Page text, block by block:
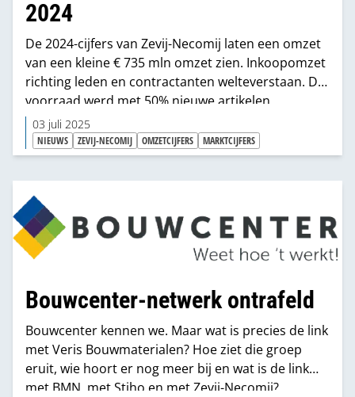
2024
De 2024-cijfers van Zevij-Necomij laten een omzet
van een kleine € 735 mln omzet zien. Inkoopomzet
richting leden en contractanten welteverstaan. De
voorraad werd met 50% nieuwe artikelen
uitgebreid en de inkoop-ambitie reikt richting
nieuwe assortimenten.
03 juli 2025
NIEUWS ZEVIJ-NECOMIJ OMZETCIJFERS MARKTCIJFERS
Bouwcenter-netwerk ontrafeld
Bouwcenter kennen we. Maar wat is precies de link
met Veris Bouwmaterialen? Hoe ziet die groep
eruit, wie hoort er nog meer bij en wat is de link
met BMN, met Stiho en met Zevij-Necomij?